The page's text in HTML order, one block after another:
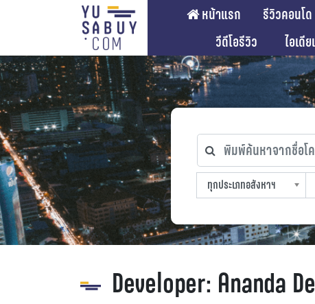
หน้าแรก รีวิวคอนโด
วีดีโอรีวิว
ไอเดี
พิมพ์ค้นหาจากชื่อโครงก
ทุกประเภทอสังหาฯ
ทุกประเภทอสังหาฯ
ทุกทำเลที่ตั้ง
ทุกสถานีรถไฟฟ้า
ทุกช่วงราคา
Developer: Ananda